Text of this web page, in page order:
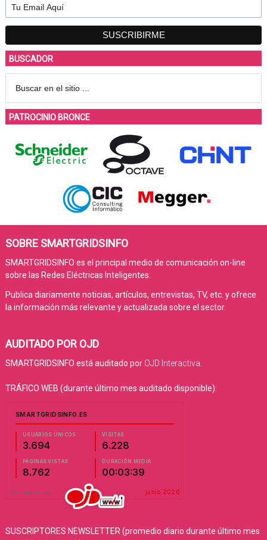
BUSCADOR
PATROCINIO BRONCE
SOBRE SMARTGRIDSINFO
SMARTGRIDSINFO es el principal medio de comunicación on-line
sobre las Redes Eléctricas Inteligentes.
Publica diariamente noticias, artículos, entrevistas, TV, etc. y ofrece
la información más relevante y actualizada sobre el sector.
AUDITADO POR OJD
SMARTGRIDSINFO está auditado por OJD Interactiva
TRÁFICO WEB (durante último mes auditado disponible):
SUSCRIPTORES NEWSLETTER (promedio diario durante último mes